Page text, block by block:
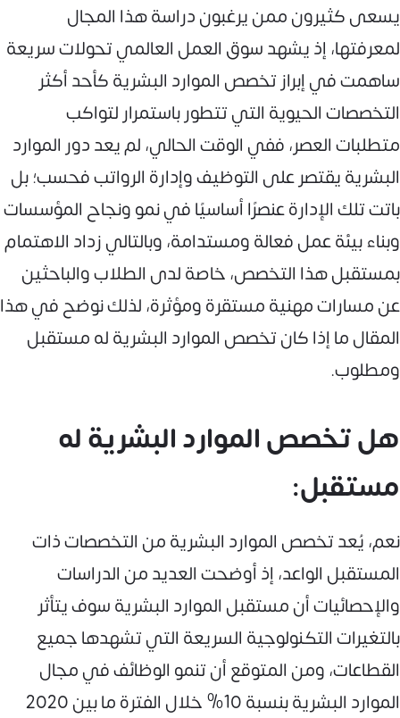
يسعى كثيرون ممن يرغبون دراسة هذا المجال
لمعرفتها، إذ يشهد سوق العمل العالمي تحولات سريعة
ساهمت في إبراز تخصص الموارد البشرية كأحد أكثر
التخصصات الحيوية التي تتطور باستمرار لتواكب
متطلبات العصر، ففي الوقت الحالي، لم يعد دور الموارد
البشرية يقتصر على التوظيف وإدارة الرواتب فحسب؛ بل
باتت تلك الإدارة عنصرًا أساسيًا في نمو ونجاح المؤسسات
وبناء بيئة عمل فعالة ومستدامة، وبالتالي زداد الاهتمام
بمستقبل هذا التخصص، خاصة لدى الطلاب والباحثين
عن مسارات مهنية مستقرة ومؤثرة، لذلك نوضح في هذا
المقال ما إذا كان تخصص الموارد البشرية له مستقبل
ومطلوب.
هل تخصص الموارد البشرية له
مستقبل:
نعم، يُعد تخصص الموارد البشرية من التخصصات ذات
المستقبل الواعد، إذ أوضحت العديد من الدراسات
والإحصائيات أن مستقبل الموارد البشرية سوف يتأثر
بالتغيرات التكنولوجية السريعة التي تشهدها جميع
القطاعات، ومن المتوقع أن تنمو الوظائف في مجال
الموارد البشرية بنسبة 10% خلال الفترة ما بين 2020